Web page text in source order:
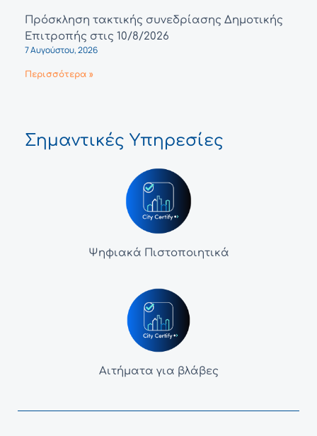
Πρόσκληση τακτικής συνεδρίασης Δημοτικής
Επιτροπής στις 10/8/2026
7 Αυγούστου, 2026
Περισσότερα »
Σημαντικές Υπηρεσίες
Ψηφιακά Πιστοποιητικά
Αιτήματα για βλάβες